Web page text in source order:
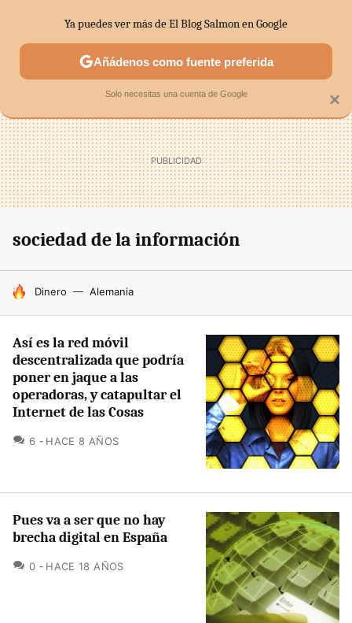
SECTORES ECONOMÍA DOMÉSTICA MERCADOS
sociedad de la información
HOY SE HABLA DE
Dinero Alemania
Así es la red móvil
descentralizada que podría
poner en jaque a las
operadoras, y catapultar el
Internet de las Cosas
6 COMENTARIOS
HACE 8 AÑOS
Pues va a ser que no hay
brecha digital en España
0 COMENTARIOS
HACE 18 AÑOS
×
Ya puedes ver más de El Blog Salmon en Google
Añádenos como fuente preferida
Solo necesitas una cuenta de Google